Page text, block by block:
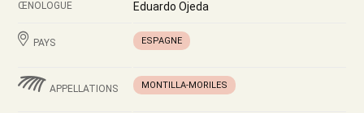
ŒNOLOGUE Eduardo Ojeda
PAYS ESPAGNE
APPELLATIONS MONTILLA-MORILES